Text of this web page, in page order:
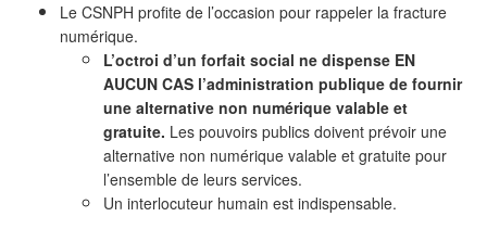
Le CSNPH profite de l’occasion pour rappeler la fracture
numérique.
L’octroi d’un forfait social ne dispense EN
AUCUN CAS l’administration publique de fournir
une alternative non numérique valable et
gratuite. Les pouvoirs publics doivent prévoir une
alternative non numérique valable et gratuite pour
l’ensemble de leurs services.
Un interlocuteur humain est indispensable.